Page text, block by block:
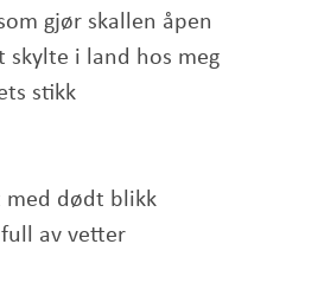
gjør skallen åpen
skylte i land hos meg
stikk
med dødt blikk
av vetter